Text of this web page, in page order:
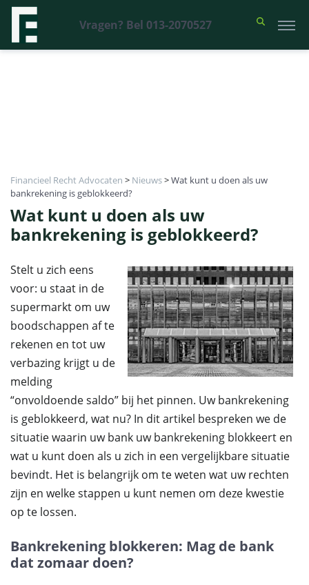
Vragen? Bel 013-2070527
Financieel Recht Advocaten > Nieuws>Wat kunt u doen als uw
bankrekening is geblokkeerd?
Wat kunt u doen als uw
bankrekening is geblokkeerd?
Stelt u zich eens
voor: u staat in de
supermarkt om uw
boodschappen af te
rekenen en tot uw
verbazing krijgt u de
melding
“onvoldoende saldo” bij het pinnen. Uw bankrekening
is geblokkeerd, wat nu? In dit artikel bespreken we de
situatie waarin uw bank uw bankrekening blokkeert en
wat u kunt doen als u zich in een vergelijkbare situatie
bevindt. Het is belangrijk om te weten wat uw rechten
zijn en welke stappen u kunt nemen om deze kwestie
op te lossen.
Bankrekening blokkeren: Mag de bank
dat zomaar doen?